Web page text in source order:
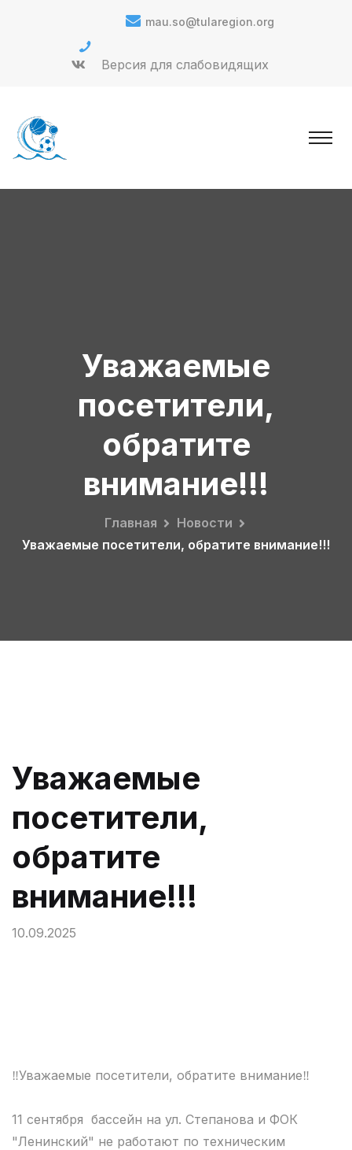
mau.so@tularegion.org
Версия для слабовидящих
Уважаемые
посетители,
обратите
внимание!!!
Главная
Новости
Уважаемые посетители, обратите внимание!!!
Уважаемые
посетители,
обратите
внимание!!!
10.09.2025
‼Уважаемые посетители, обратите внимание‼
11 сентября бассейн на ул. Степанова и ФОК
"Ленинский" не работают по техническим